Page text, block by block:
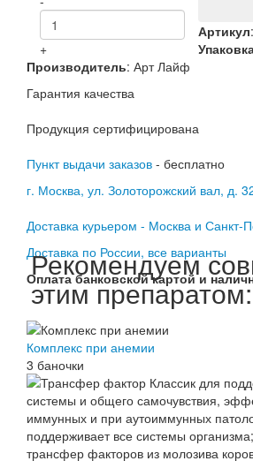
+
Артикул:
Производитель: Арт Лайф
Гарантия качества
Продукция сертифицирована
Пункт выдачи заказов - бесплатно
г. Москва, ул. Золоторожский вал, д.
Доставка курьером - Москва и Санкт-
Доставка по России, все варианты
Оплата банковской картой и
Рекомендуем
этим препаратом:
Комплекс при анемии
3 баночки